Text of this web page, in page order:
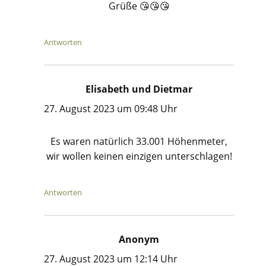
Grüße 😘😘😘
Antworten
Elisabeth und Dietmar
27. August 2023 um 09:48 Uhr
Es waren natürlich 33.001 Höhenmeter,
wir wollen keinen einzigen unterschlagen!
Antworten
Anonym
27. August 2023 um 12:14 Uhr